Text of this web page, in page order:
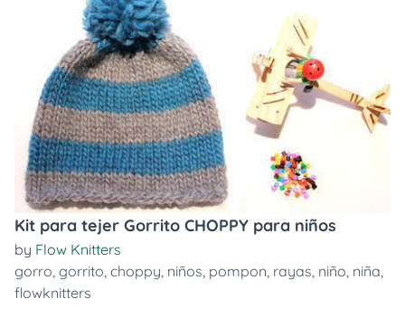
Kit para tejer Gorrito CHOPPY para niños
by Flow Knitters
gorro, gorrito, choppy, niños, pompon, rayas, niño, niña,
flowknitters